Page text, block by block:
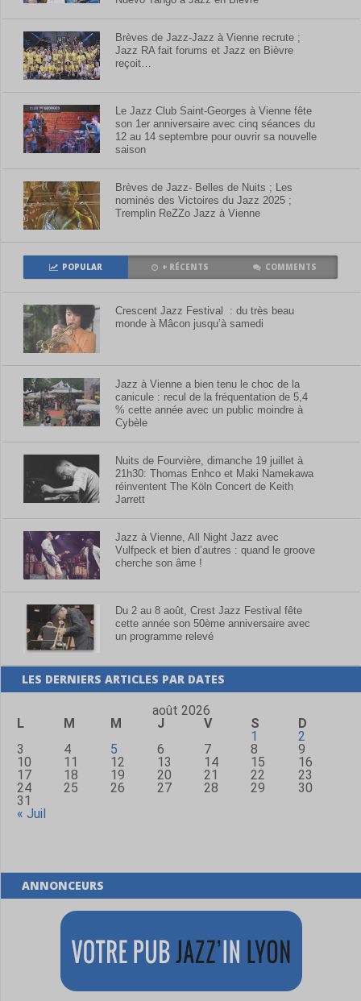
Brèves de Jazz-Jazz à Vienne recrute ;
Jazz RA fait forums et Jazz en Bièvre
reçoit…
Le Jazz Club Saint-Georges à Vienne fête
son 1er anniversaire avec cinq séances du
12 au 14 septembre pour ouvrir sa nouvelle
saison
Brèves de Jazz- Belles de Nuits ; Les
nominés des Victoires du Jazz 2025 ;
Tremplin ReZZo Jazz à Vienne
POPULAR + RÉCENTS COMMENTS
Crescent Jazz Festival : du très beau
monde à Mâcon jusqu’à samedi
Jazz à Vienne a bien tenu le choc de la
canicule : recul de la fréquentation de 5,4
% cette année avec un public moindre à
Cybèle
Nuits de Fourvière, dimanche 19 juillet à
21h30: Thomas Enhco et Maki Namekawa
réinventent The Köln Concert de Keith
Jarrett
Jazz à Vienne, All Night Jazz avec
Vulfpeck et bien d’autres : quand le groove
cherche son âme !
Du 2 au 8 août, Crest Jazz Festival fête
cette année son 50ème anniversaire avec
un programme relevé
LES DERNIERS ARTICLES PAR DATES
août 2026
L
M M J V S
D
1
2
3
4 5 6 7 8
9
10
11 12 13 14 15
16
17
18 19 20 21 22
23
24
25 26 27 28 29
30
31
« Juil
ANNONCEURS